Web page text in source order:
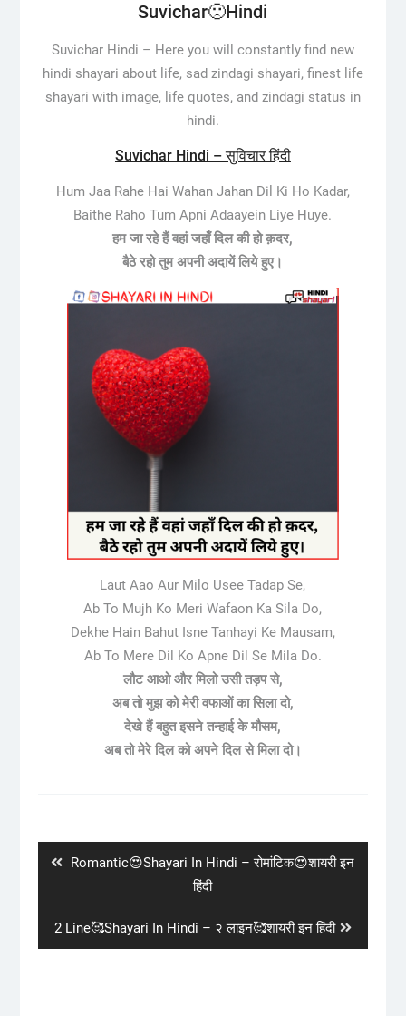
Suvichar🙁Hindi
Suvichar Hindi – Here you will constantly find new
hindi shayari about life, sad zindagi shayari, finest life
shayari with image, life quotes, and zindagi status in
hindi.
Suvichar Hindi – सुविचार हिंदी
Hum Jaa Rahe Hai Wahan Jahan Dil Ki Ho Kadar,
Baithe Raho Tum Apni Adaayein Liye Huye.
हम जा रहे हैं वहां जहाँ दिल की हो क़दर,
बैठे रहो तुम अपनी अदायें लिये हुए।
Laut Aao Aur Milo Usee Tadap Se,
Ab To Mujh Ko Meri Wafaon Ka Sila Do,
Dekhe Hain Bahut Isne Tanhayi Ke Mausam,
Ab To Mere Dil Ko Apne Dil Se Mila Do.
लौट आओ और मिलो उसी तड़प से,
अब तो मुझ को मेरी वफाओं का सिला दो,
देखे हैं बहुत इसने तन्हाई के मौसम,
अब तो मेरे दिल को अपने दिल से मिला दो।
Previous
Romantic😍Shayari In Hindi – रोमांटिक😍शायरी इन
हिंदी
Next
post:
2 Line🥰Shayari In Hindi – २ लाइन🥰शायरी इन हिंदी